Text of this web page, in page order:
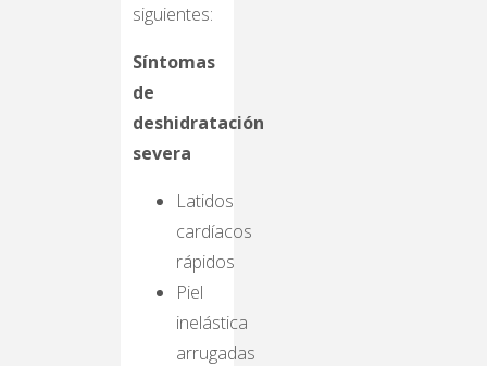
siguientes:
Síntomas
de
deshidratación
severa
Latidos
cardíacos
rápidos
Piel
inelástica
arrugadas